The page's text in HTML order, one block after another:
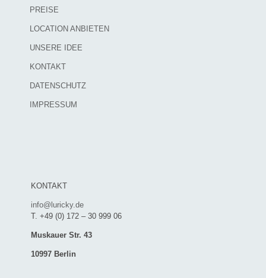
PREISE
LOCATION ANBIETEN
UNSERE IDEE
KONTAKT
DATENSCHUTZ
IMPRESSUM
KONTAKT
info@luricky.de
T. +49 (0) 172 – 30 999 06
Muskauer Str. 43
10997 Berlin